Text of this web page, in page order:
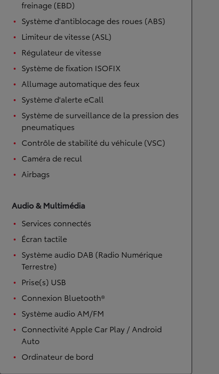
freinage (EBD)
Système d'antiblocage des roues (ABS)
Limiteur de vitesse (ASL)
Régulateur de vitesse
Système de fixation ISOFIX
Allumage automatique des feux
Système d'alerte eCall
Système de surveillance de la pression des
pneumatiques
Contrôle de stabilité du véhicule (VSC)
Caméra de recul
Airbags
Audio & Multimédia
Services connectés
Écran tactile
Système audio DAB (Radio Numérique
Terrestre)
Prise(s) USB
Connexion Bluetooth®
Système audio AM/FM
Connectivité Apple Car Play / Android
Auto
Ordinateur de bord